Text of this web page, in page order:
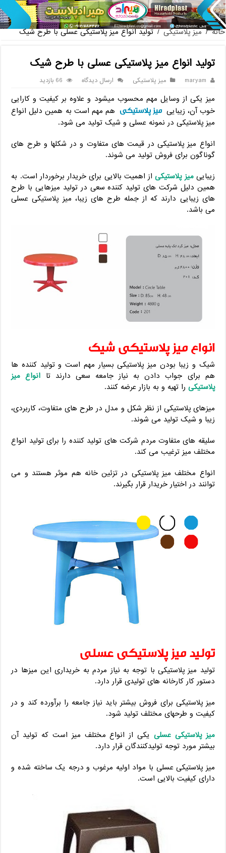
پخش عمده صندلی پ
خانه / میز پلاستیکی / تولید انواع میز پلاستیکی عسلی با طرح شیک
تولید انواع میز پلاستیکی عسلی با طرح شیک
maryam میز پلاستیکی ارسال دیدگاه 66 بازدید
میز یکی از وسایل مهم محسوب میشود و علاوه بر کیفیت و کارایی
خوب آن، زیبایی میز پلاستیکی هم مهم است به همین دلیل انواع
میز پلاستیکی در نمونه عسلی و شیک تولید می شود.
انواع میز پلاستیکی در قیمت های متفاوت و در شکلها و طرح های
گوناگون برای فروش تولید می شوند.
زیباییمیز پلاستیکیاز اهمیت بالایی برای خریدار برخوردار است. به
همین دلیل شرکت های تولید کننده سعی در تولید میزهایی با طرح
های زیبایی دارند که از جمله طرح های زیبا، میز پلاستیکی عسلی
می باشد.
انواع میز پلاستیکی شیک
شیک و زیبا بودن میز پلاستیکی بسیار مهم است و تولید کننده ها
هم برای جواب دادن به نیاز جامعه سعی دارند تا انواع میز
پلاستیکی را تهیه و به بازار عرضه کنند.
میزهای پلاستیکی از نظر شکل و مدل در طرح های متفاوت، کاربردی،
زیبا و شیک تولید می شوند.
سلیقه های متفاوت مردم شرکت های تولید کننده را برای تولید انواع
مختلف میز ترغیب می کند.
انواع مختلف میز پلاستیکی در تزئین خانه هم موثر هستند و می
توانند در اختیار خریدار قرار بگیرند.
تولید میز پلاستیکی عسلی
تولید میز پلاستیکی با توجه به نیاز مردم به خریداری این میزها در
دستور کار کارخانه های تولیدی قرار دارد.
میز پلاستیکی برای فروش بیشتر باید نیاز جامعه را برآورده کند و در
کیفیت و طرحهای مختلف تولید شود.
میز پلاستیکی عسلییکی از انواع مختلف میز است که تولید آن
بیشتر مورد توجه تولیدکنندگان قرار دارد.
میز پلاستیکی عسلی با مواد اولیه مرغوب و درجه یک ساخته شده و
دارای کیفیت بالایی است.